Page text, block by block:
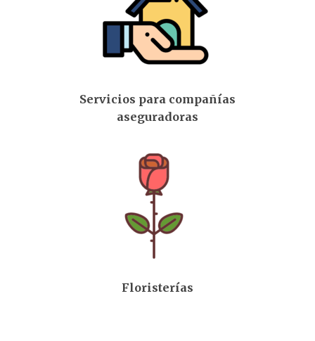
Servicios para compañías
aseguradoras
Floristerías